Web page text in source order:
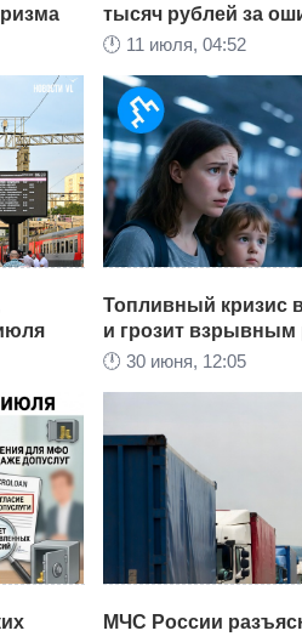
Как сообщает
кончине одного из
бодибилдинга и
спортивного
всей стране.
тысяч рублей за
🕛 11 июля, 04:52
Жительница
МВД России почти
в загранпаспорте,
привела к
границе, сообщает
Топливный кризис
и грозит взрывным
🕛 30 июня, 12:05
МЧС России